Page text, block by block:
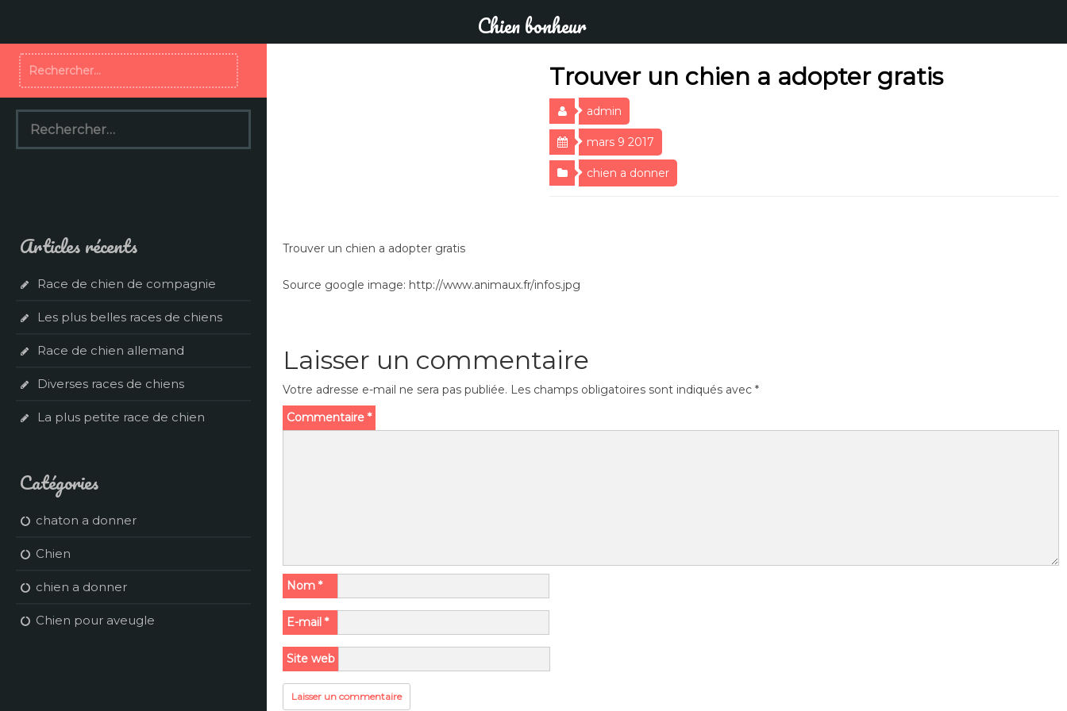
Chien bonheur
Trouver un chien a adopter gratis
admin
mars 9 2017
chien a donner
Trouver un chien a adopter gratis
Source google image: http://www.animaux.fr/infos.jpg
Laisser un commentaire
Votre adresse e-mail ne sera pas publiée. Les champs obligatoires sont indiqués avec *
Commentaire *
Nom *
E-mail *
Site web
Rechercher :
Rechercher :
Articles récents
Race de chien de compagnie
Les plus belles races de chiens
Race de chien allemand
Diverses races de chiens
La plus petite race de chien
Catégories
chaton a donner
Chien
chien a donner
Chien pour aveugle